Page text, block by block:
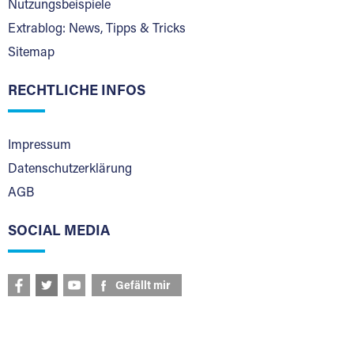
Nutzungsbeispiele
Extrablog: News, Tipps & Tricks
Sitemap
RECHTLICHE INFOS
Impressum
Datenschutzerklärung
AGB
SOCIAL MEDIA
Gefällt mir